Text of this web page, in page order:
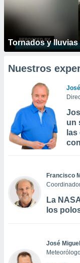
Tornados y
Nuestros
un
Francisco
La
los
José